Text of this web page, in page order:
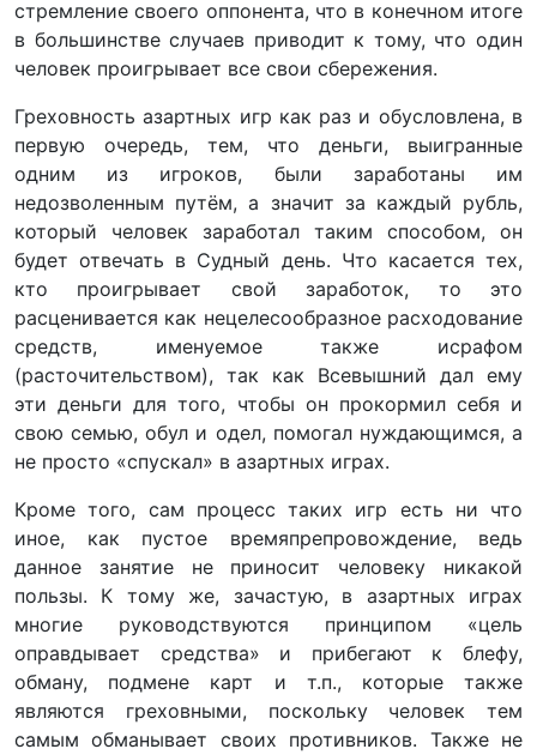
стремление своего оппонента, что в конечном итоге
в большинстве случаев приводит к тому, что один
человек проигрывает все свои сбережения.
Греховность азартных игр как раз и обусловлена, в
первую очередь, тем, что деньги, выигранные
одним из игроков, были заработаны им
недозволенным путём, а значит за каждый рубль,
который человек заработал таким способом, он
будет отвечать в Судный день. Что касается тех,
кто проигрывает свой заработок, то это
расценивается как нецелесообразное расходование
средств, именуемое также исрафом
(расточительством), так как Всевышний дал ему
эти деньги для того, чтобы он прокормил себя и
свою семью, обул и одел, помогал нуждающимся, а
не просто «спускал» в азартных играх.
Кроме того, сам процесс таких игр есть ни что
иное, как пустое времяпрепровождение, ведь
данное занятие не приносит человеку никакой
пользы. К тому же, зачастую, в азартных играх
многие руководствуются принципом «цель
оправдывает средства» и прибегают к блефу,
обману, подмене карт и т.п., которые также
являются греховными, поскольку человек тем
самым обманывает своих противников. Также не